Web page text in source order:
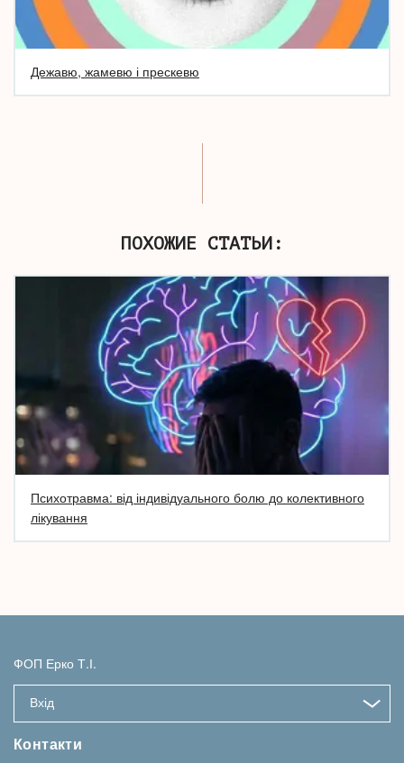
Дежавю, жамевю і прескевю
ПОХОЖИЕ СТАТЬИ:
Психотравма: від індивідуального болю до колективного
лікування
ФОП Ерко Т.І.
Вхід
Контакти